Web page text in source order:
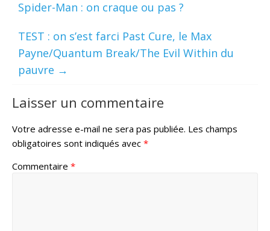
Spider-Man : on craque ou pas ?
TEST : on s’est farci Past Cure, le Max
Payne/Quantum Break/The Evil Within du
pauvre →
Laisser un commentaire
Votre adresse e-mail ne sera pas publiée. Les champs
obligatoires sont indiqués avec *
Commentaire *